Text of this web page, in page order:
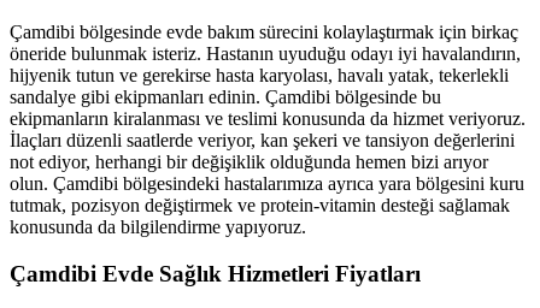
Çamdibi bölgesinde evde bakım sürecini kolaylaştırmak için birkaç
öneride bulunmak isteriz. Hastanın uyuduğu odayı iyi havalandırın,
hijyenik tutun ve gerekirse hasta karyolası, havalı yatak, tekerlekli
sandalye gibi ekipmanları edinin. Çamdibi bölgesinde bu
ekipmanların kiralanması ve teslimi konusunda da hizmet veriyoruz.
İlaçları düzenli saatlerde veriyor, kan şekeri ve tansiyon değerlerini
not ediyor, herhangi bir değişiklik olduğunda hemen bizi arıyor
olun. Çamdibi bölgesindeki hastalarımıza ayrıca yara bölgesini kuru
tutmak, pozisyon değiştirmek ve protein-vitamin desteği sağlamak
konusunda da bilgilendirme yapıyoruz.
Çamdibi Evde Sağlık Hizmetleri Fiyatları